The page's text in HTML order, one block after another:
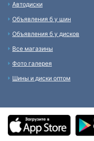
Автодиски
Объявления б у шин
Объявления б у дисков
Все магазины
Фото галерея
Шины и диски оптом